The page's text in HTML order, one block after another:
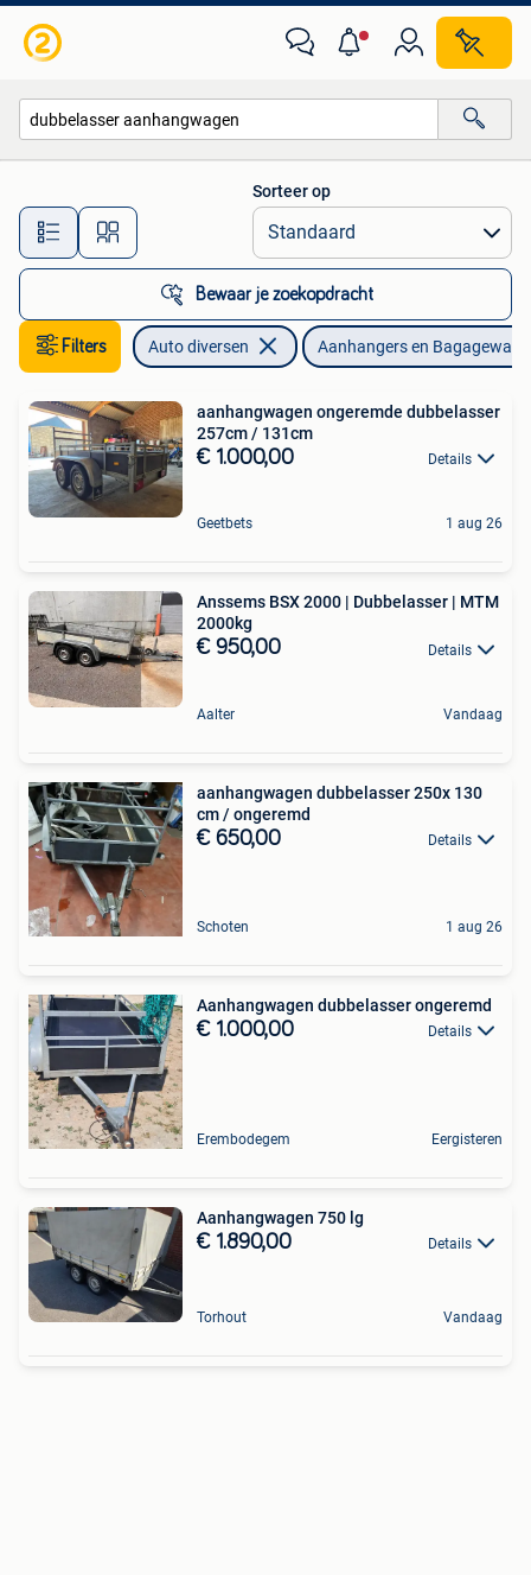
Alle afstanden…
Sorteer op
Bewaar je zoekopdracht
Filters Auto diversen Aanhangers en
aanhangwagen ongeremde dubbelasser
257cm / 131cm
€ 1.000,00 Details
Geetbets 1 aug 26
Anssems BSX 2000 | Dubbelasser | MTM
2000kg
€ 950,00 Details
Aalter Vandaag
aanhangwagen dubbelasser 250x 130
cm / ongeremd
€ 650,00 Details
Schoten 1 aug 26
Aanhangwagen dubbelasser ongeremd
€ 1.000,00 Details
Erembodegem Eergisteren
Aanhangwagen 750 lg
€ 1.890,00 Details
Torhout Vandaag